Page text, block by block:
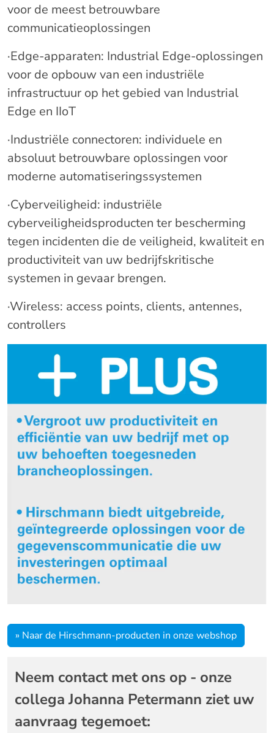
voor de meest betrouwbare
communicatieoplossingen
·Edge-apparaten: Industrial Edge-oplossingen
voor de opbouw van een industriële
infrastructuur op het gebied van Industrial
Edge en IIoT
·Industriële connectoren: individuele en
absoluut betrouwbare oplossingen voor
moderne automatiseringssystemen
·Cyberveiligheid: industriële
cyberveiligheidsproducten ter bescherming
tegen incidenten die de veiligheid, kwaliteit en
productiviteit van uw bedrijfskritische
systemen in gevaar brengen.
·Wireless: access points, clients, antennes,
controllers
» Naar de Hirschmann-producten in onze webshop
Neem contact met ons op - onze
collega Johanna Petermann ziet uw
aanvraag tegemoet: